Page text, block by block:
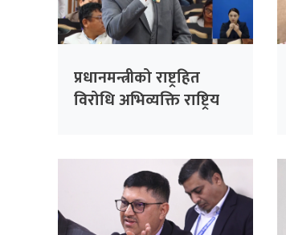
प्रधानमन्त्रीको राष्ट्रहित
विरोधि अभिव्यक्ति राष्ट्रिय